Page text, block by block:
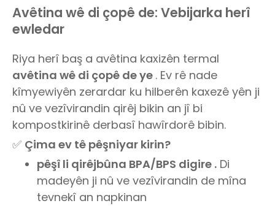
Avêtina wê di çopê de: Vebijarka herî
ewledar
Riya herî baş a avêtina kaxizên termal
avêtina wê di çopê de ye . Ev rê nade
kîmyewiyên zerardar ku hilberên kaxezê yên ji
nû ve vezîvirandin qirêj bikin an jî bi
kompostkirinê derbasî hawîrdorê bibin.
✅ Çima ev tê pêşniyar kirin?
pêşî li qirêjbûna BPA/BPS digire . Di
madeyên ji nû ve vezîvirandin de mîna
tevnekî an napkinan